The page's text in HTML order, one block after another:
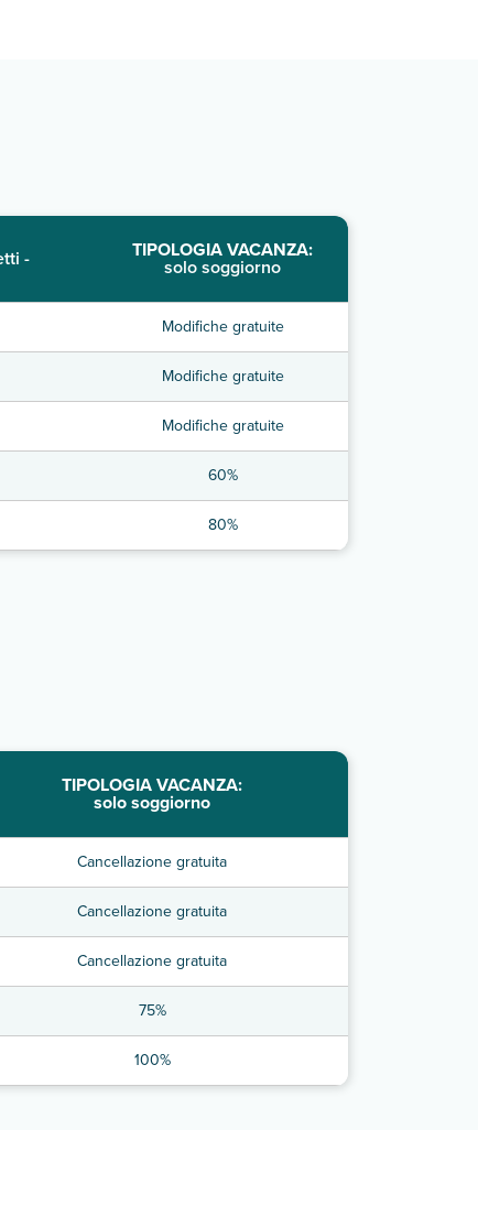
- TIPOLOGIA VACANZA:
solo soggiorno
Modifiche gratuite
Modifiche gratuite
Modifiche gratuite
60%
80%
TIPOLOGIA VACANZA:
solo soggiorno
Cancellazione gratuita
Cancellazione gratuita
Cancellazione gratuita
75%
100%